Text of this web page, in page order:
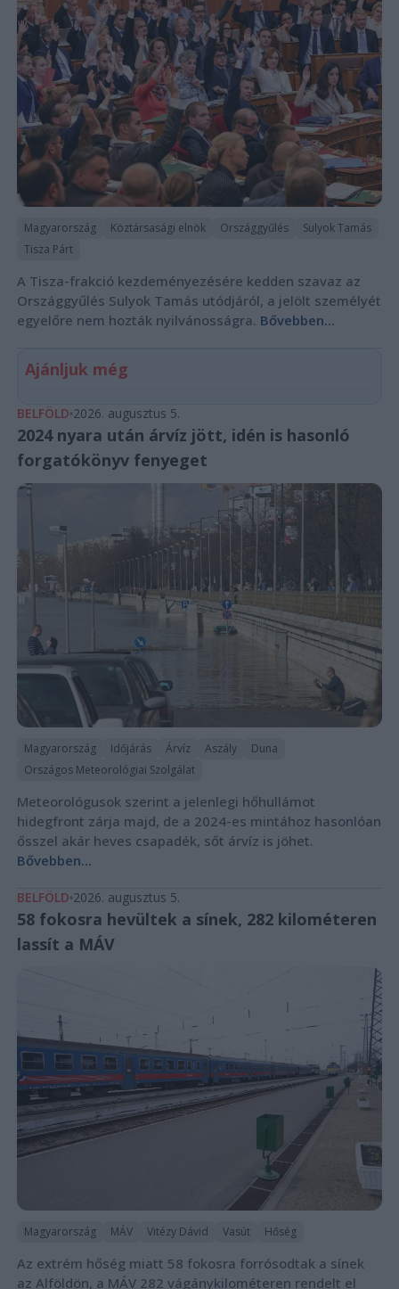
Magyarország Köztársasági elnök Országgyűlés
Sulyok Tamás
Tisza Párt
A Tisza-frakció kezdeményezésére kedden szavaz az
Országgyűlés Sulyok Tamás utódjáról, a jelölt személyét
egyelőre nem hozták nyilvánosságra. Bővebben...
Ajánljuk még
BELFÖLD 2026. augusztus 5.
2024 nyara után árvíz jött, idén is hasonló
forgatókönyv fenyeget
Magyarország Időjárás Árvíz Aszály
Duna
Országos Meteorológiai Szolgálat
Meteorológusok szerint a jelenlegi hőhullámot
hidegfront zárja majd, de a 2024-es mintához hasonlóan
ősszel akár heves csapadék, sőt árvíz is jöhet.
Bővebben...
BELFÖLD 2026. augusztus 5.
58 fokosra hevültek a sínek, 282 kilométeren
lassít a MÁV
Magyarország MÁV Vitézy Dávid Vasút Hőség
Az extrém hőség miatt 58 fokosra forrósodtak a sínek
az Alföldön, a MÁV 282 vágánykilométeren rendelt el